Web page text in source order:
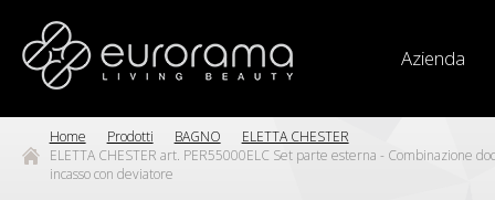
Azienda
Home Prodotti BAGNO
ELETTA CHESTER
ELETTA CHESTER art. PER55000ELC Set parte esterna - Combinazione
incasso con deviatore